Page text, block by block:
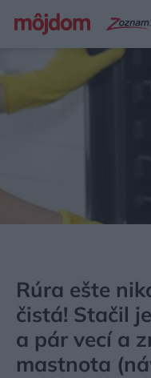
Rúra ešte
čistá! Stačil
a pár vecí a
mastnota